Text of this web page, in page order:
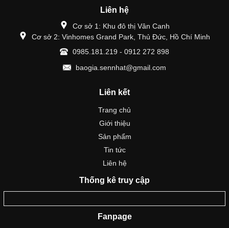
Liên hệ
Cơ sở 1: Khu đô thị Vân Canh
Cơ sở 2: Vinhomes Grand Park, Thủ Đức, Hồ Chí Minh
0985.181.219 - 0912 272 898
baogia.sennhat@gmail.com
Liên kết
Trang chủ
Giới thiệu
Sản phẩm
Tin tức
Liên hệ
Thống kê truy cập
Fanpage